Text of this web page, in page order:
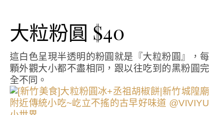
大粒粉圓 $40
這白色呈現半透明的粉圓就是『大粒粉圓』，每
顆外觀大小都不盡相同，跟以往吃到的黑粉圓完
全不同。